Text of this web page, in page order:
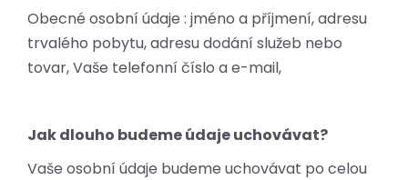
Obecné osobní údaje : jméno a příjmení, adresu
trvalého pobytu, adresu dodání služeb nebo
tovar, Vaše telefonní číslo a e-mail,
Jak dlouho budeme údaje uchovávat?
Vaše osobní údaje budeme uchovávat po celou